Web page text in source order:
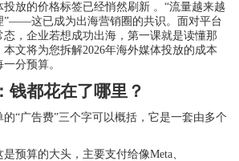
投放的价格标签已经悄然刷新 。“流量越来越
”——这已成为出海营销圈的共识。面对平台
，企业若想成功出海，第一课就是读懂那
文将为您拆解2026年海外媒体投放的成本
分预算。
钱都花在了哪里？
“广告费”三个字可以概括，它是一套由多个
是预算的大头，主要支付给像Meta、